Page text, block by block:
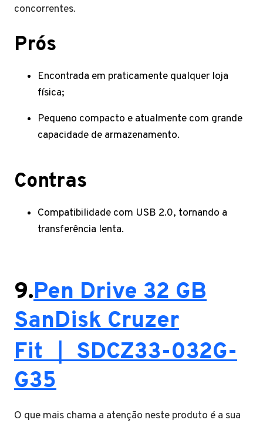
concorrentes.
Prós
Encontrada em praticamente qualquer loja
física;
Pequeno compacto e atualmente com grande
capacidade de armazenamento.
Contras
Compatibilidade com USB 2.0, tornando a
transferência lenta.
9.Pen Drive 32 GB
SanDisk Cruzer
Fit ｜ SDCZ33-032G-
G35
O que mais chama a atenção neste produto é a sua